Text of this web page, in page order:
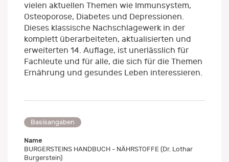
vielen aktuellen Themen wie Immunsystem,
Osteoporose, Diabetes und Depressionen.
Dieses klassische Nachschlagewerk in der
komplett überarbeiteten, aktualisierten und
erweiterten 14. Auflage, ist unerlässlich für
Fachleute und für alle, die sich für die Themen
Ernährung und gesundes Leben interessieren.
Basisangaben
Name
BURGERSTEINS HANDBUCH - NÄHRSTOFFE (Dr. Lothar
Burgerstein)